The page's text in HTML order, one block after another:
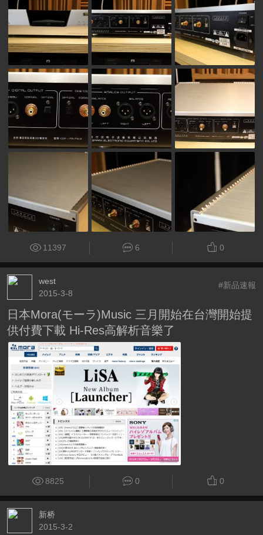
11397 6 0
west
2015-3-8
#新品速報
日本Mora(モーラ)Music 三月開始在台灣開始提
供付費下載 Hi-Res高解析音樂了
8825 0 0
新桥
2015-3-2